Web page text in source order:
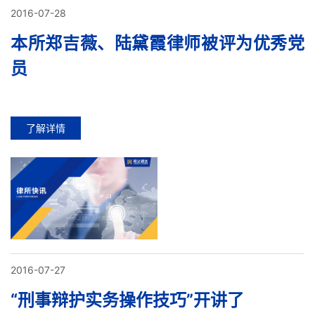
2016-07-28
本所郑吉薇、陆黛霞律师被评为优秀党
员
了解详情
2016-07-27
“刑事辩护实务操作技巧”开讲了